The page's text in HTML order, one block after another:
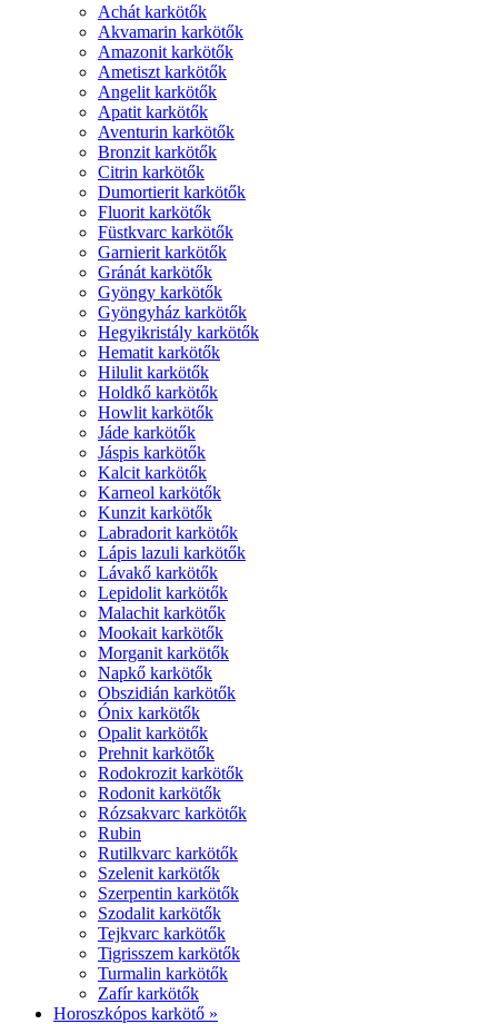
Achát karkötők
Akvamarin karkötők
Amazonit karkötők
Ametiszt karkötők
Angelit karkötők
Apatit karkötők
Aventurin karkötők
Bronzit karkötők
Citrin karkötők
Dumortierit karkötők
Fluorit karkötők
Füstkvarc karkötők
Garnierit karkötők
Gránát karkötők
Gyöngy karkötők
Gyöngyház karkötők
Hegyikristály karkötők
Hematit karkötők
Hilulit karkötők
Holdkő karkötők
Howlit karkötők
Jáde karkötők
Jáspis karkötők
Kalcit karkötők
Karneol karkötők
Kunzit karkötők
Labradorit karkötők
Lápis lazuli karkötők
Lávakő karkötők
Lepidolit karkötők
Malachit karkötők
Mookait karkötők
Morganit karkötők
Napkő karkötők
Obszidián karkötők
Ónix karkötők
Opalit karkötők
Prehnit karkötők
Rodokrozit karkötők
Rodonit karkötők
Rózsakvarc karkötők
Rubin
Rutilkvarc karkötők
Szelenit karkötők
Szerpentin karkötők
Szodalit karkötők
Tejkvarc karkötők
Tigrisszem karkötők
Turmalin karkötők
Zafír karkötők
Horoszkópos karkötő »